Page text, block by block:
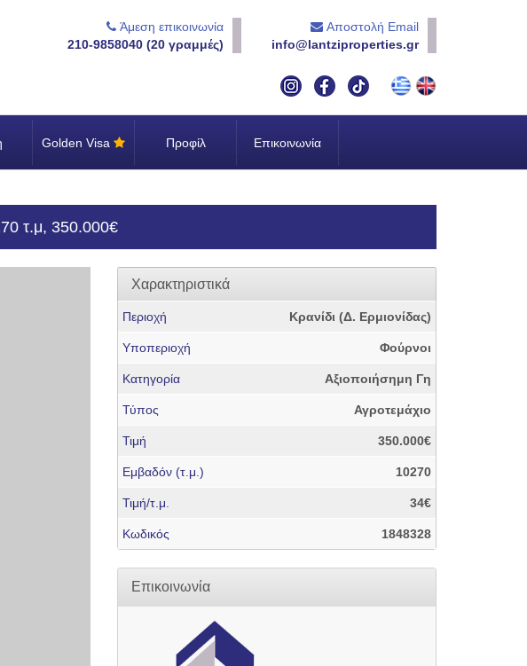
Άμεση επικοινωνία
210-9858040 (20 γραμμές)
Αποστολή Email
info@lantziproperties.gr
Golden Visa Προφίλ Επικοινωνία
τ.μ, 350.000€
Χαρακτηριστικά
Περιοχή Κρανίδι (Δ. Ερμιονίδας)
Υποπεριοχή Φούρνοι
Κατηγορία Αξιοποιήσημη Γη
Τύπος Αγροτεμάχιο
Τιμή 350.000€
Εμβαδόν (τ.μ.) 10270
Τιμή/τ.μ. 34€
Κωδικός 1848328
Επικοινωνία